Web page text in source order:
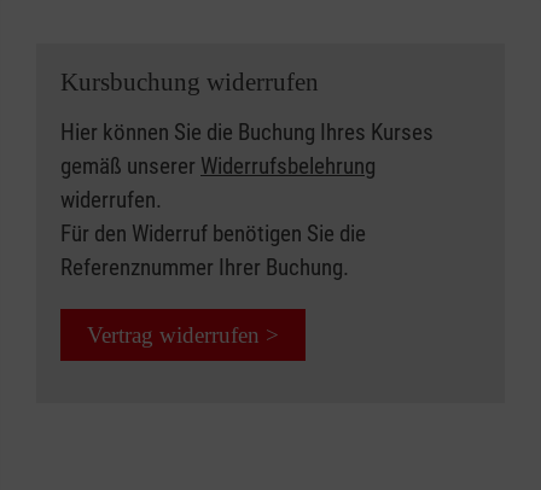
Kursbuchung widerrufen
Hier können Sie die Buchung Ihres Kurses
gemäß unserer Widerrufsbelehrung
widerrufen.
Für den Widerruf benötigen Sie die
Referenznummer Ihrer Buchung.
Vertrag widerrufen >